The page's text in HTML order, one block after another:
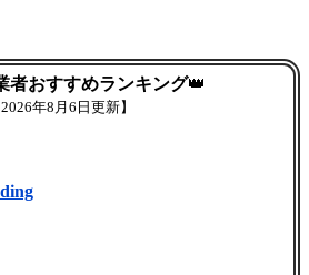
者おすすめランキング👑
2026年8月6日更新】